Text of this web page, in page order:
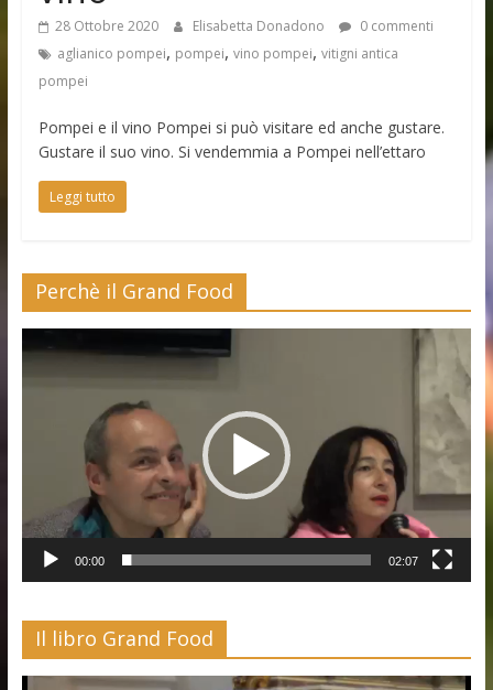
28 Ottobre 2020 Elisabetta Donadono
0 commenti
aglianico pompei, pompei, vino pompei, vitigni antica
pompei
Pompei e il vino Pompei si può visitare ed anche gustare.
Gustare il suo vino. Si vendemmia a Pompei nell’ettaro
Leggi tutto
Perchè il Grand Food
00:00 02:07
Il libro Grand Food